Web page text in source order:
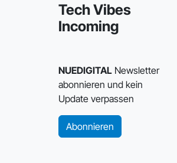
Tech Vibes
Incoming
NUEDIGITALNewsletter
abonnieren und kein
Update verpassen
Abonnieren